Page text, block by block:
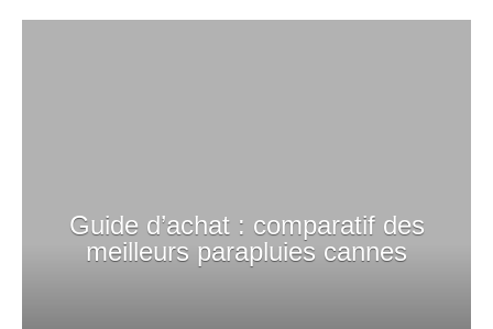
Guide d’achat : comparatif des
meilleurs parapluies cannes